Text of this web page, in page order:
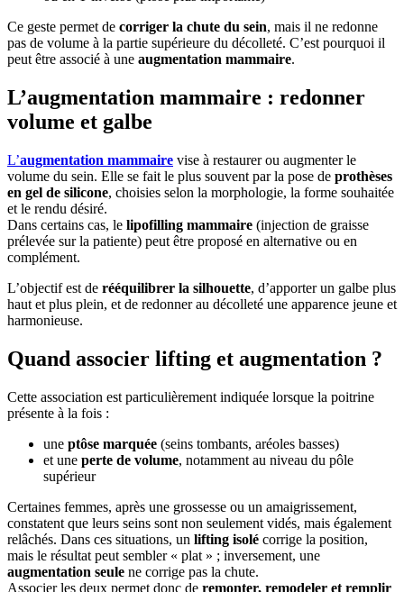
Ce geste permet de corriger la chute du sein, mais il ne redonne
pas de volume à la partie supérieure du décolleté. C’est pourquoi il
peut être associé à une augmentation mammaire.
L’augmentation mammaire : redonner
volume et galbe
L’augmentation mammaire vise à restaurer ou augmenter le
volume du sein. Elle se fait le plus souvent par la pose de prothèses
en gel de silicone, choisies selon la morphologie, la forme souhaitée
et le rendu désiré.
Dans certains cas, le lipofilling mammaire (injection de graisse
prélevée sur la patiente) peut être proposé en alternative ou en
complément.
L’objectif est de rééquilibrer la silhouette, d’apporter un galbe plus
haut et plus plein, et de redonner au décolleté une apparence jeune et
harmonieuse.
Quand associer lifting et augmentation ?
Cette association est particulièrement indiquée lorsque la poitrine
présente à la fois :
une ptôse marquée (seins tombants, aréoles basses)
et une perte de volume, notamment au niveau du pôle
supérieur
Certaines femmes, après une grossesse ou un amaigrissement,
constatent que leurs seins sont non seulement vidés, mais également
relâchés. Dans ces situations, un lifting isolé corrige la position,
mais le résultat peut sembler « plat » ; inversement, une
augmentation seule ne corrige pas la chute.
Associer les deux permet donc de remonter, remodeler et remplir